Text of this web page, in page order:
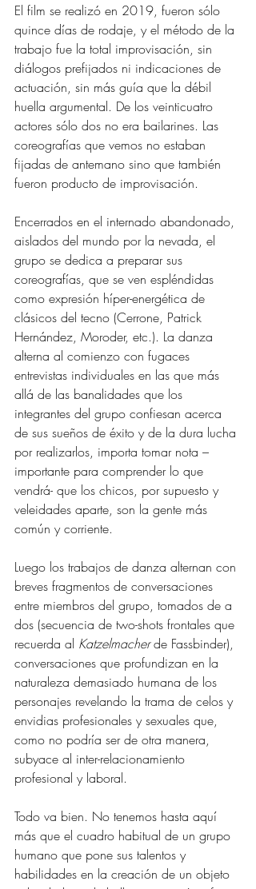
El film se realizó en 2019, fueron sólo
quince días de rodaje, y el método de la
trabajo fue la total improvisación, sin
diálogos prefijados ni indicaciones de
actuación, sin más guía que la débil
huella argumental. De los veinticuatro
actores sólo dos no era bailarines. Las
coreografías que vemos no estaban
fijadas de antemano sino que también
fueron producto de improvisación.
Encerrados en el internado abandonado,
aislados del mundo por la nevada, el
grupo se dedica a preparar sus
coreografías, que se ven espléndidas
como expresión híper-energética de
clásicos del tecno (Cerrone, Patrick
Hernández, Moroder, etc.). La danza
alterna al comienzo con fugaces
entrevistas individuales en las que más
allá de las banalidades que los
integrantes del grupo confiesan acerca
de sus sueños de éxito y de la dura lucha
por realizarlos, importa tomar nota –
importante para comprender lo que
vendrá- que los chicos, por supuesto y
veleidades aparte, son la gente más
común y corriente.
Luego los trabajos de danza alternan con
breves fragmentos de conversaciones
entre miembros del grupo, tomados de a
dos (secuencia de two-shots frontales que
recuerda al Katzelmacher de Fassbinder),
conversaciones que profundizan en la
naturaleza demasiado humana de los
personajes revelando la trama de celos y
envidias profesionales y sexuales que,
como no podría ser de otra manera,
subyace al inter-relacionamiento
profesional y laboral.
Todo va bien. No tenemos hasta aquí
más que el cuadro habitual de un grupo
humano que pone sus talentos y
habilidades en la creación de un objeto